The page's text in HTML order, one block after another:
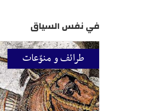
في نفس السياق
طرائف و منوّعات